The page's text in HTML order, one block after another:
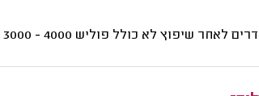
4000 - 3000